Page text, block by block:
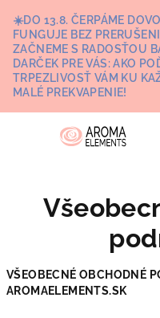
obsah
☀️DO 13.8. ČERPÁME
FUNGUJE BEZ
ZAČNEME S RADOSŤOU
DARČEK PRE VÁS: AKO
TRPEZLIVOSŤ VÁM KU
MALÉ PREKVAPENIE!
VŠEOBECNÉ OBCHODNÉ
AROMAELEMENTS.SK